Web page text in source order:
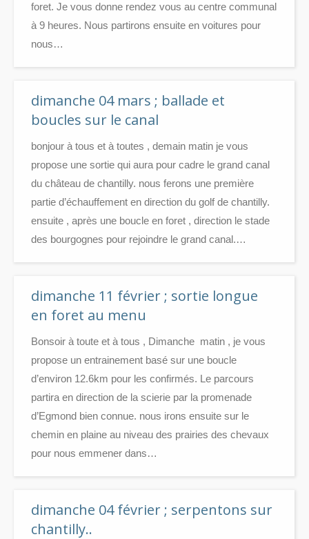
foret. Je vous donne rendez vous au centre communal
à 9 heures. Nous partirons ensuite en voitures pour
nous…
dimanche 04 mars ; ballade et
boucles sur le canal
bonjour à tous et à toutes , demain matin je vous
propose une sortie qui aura pour cadre le grand canal
du château de chantilly. nous ferons une première
partie d’échauffement en direction du golf de chantilly.
ensuite , après une boucle en foret , direction le stade
des bourgognes pour rejoindre le grand canal.…
dimanche 11 février ; sortie longue
en foret au menu
Bonsoir à toute et à tous , Dimanche matin , je vous
propose un entrainement basé sur une boucle
d’environ 12.6km pour les confirmés. Le parcours
partira en direction de la scierie par la promenade
d’Egmond bien connue. nous irons ensuite sur le
chemin en plaine au niveau des prairies des chevaux
pour nous emmener dans…
dimanche 04 février ; serpentons sur
chantilly..